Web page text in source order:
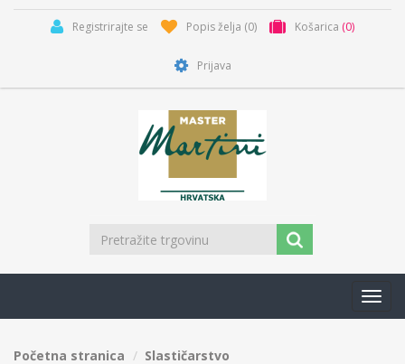
Registrirajte se Popis želja (0) Košarica (0)
Prijava
Početna stranica
Slastičarstvo